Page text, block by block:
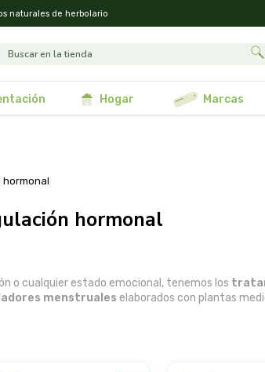
naturales de herbolario
hogar marcas
hormonal
hormonal
o cualquier estado emocional, tenemos los
menstruales elaborados con plantas